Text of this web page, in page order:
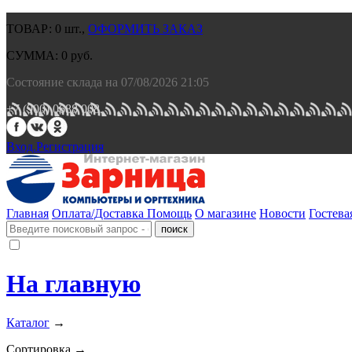
ТОВАР: 0 шт., ОФОРМИТЬ ЗАКАЗ
СУММА: 0 руб.
Состояние склада на 07/08/2026 21:05
+7 (900) 0688 008.
Вход.Регистрация
Главная Оплата/Доставка Помощь О магазине Новости
На главную
Каталог →
Сортировка →